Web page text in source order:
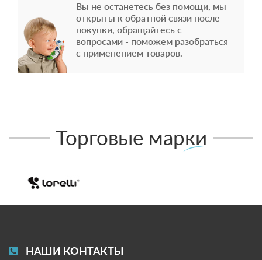
Вы не останетесь без помощи, мы
открыты к обратной связи после
покупки, обращайтесь с
вопросами - поможем разобраться
с применением товаров.
Торговые марки
НАШИ КОНТАКТЫ